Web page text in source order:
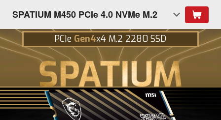
SPATIUM M450 PCIe 4.0 NVMe M.2
PCIe Gen4x4 M.2 2280 SSD